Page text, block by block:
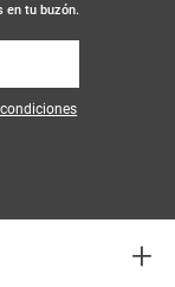
en tu buzón.
+